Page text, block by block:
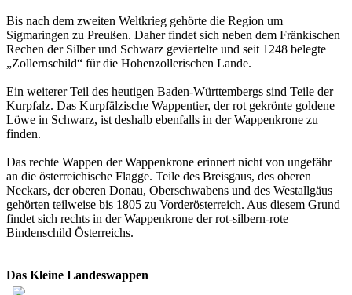
Bis nach dem zweiten Weltkrieg gehörte die Region um
Sigmaringen zu Preußen. Daher findet sich neben dem Fränkischen
Rechen der Silber und Schwarz geviertelte und seit 1248 belegte
„Zollernschild“ für die Hohenzollerischen Lande.
Ein weiterer Teil des heutigen Baden-Württembergs sind Teile der
Kurpfalz. Das Kurpfälzische Wappentier, der rot gekrönte goldene
Löwe in Schwarz, ist deshalb ebenfalls in der Wappenkrone zu
finden.
Das rechte Wappen der Wappenkrone erinnert nicht von ungefähr
an die österreichische Flagge. Teile des Breisgaus, des oberen
Neckars, der oberen Donau, Oberschwabens und des Westallgäus
gehörten teilweise bis 1805 zu Vorderösterreich. Aus diesem Grund
findet sich rechts in der Wappenkrone der rot-silbern-rote
Bindenschild Österreichs.
Das Kleine Landeswappen